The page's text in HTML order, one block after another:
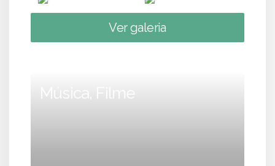
Ver galeria
Música, Filme